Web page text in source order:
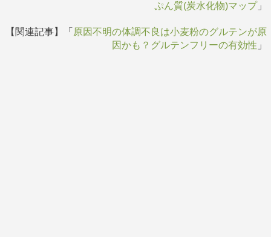
ぷん質(炭水化物)マップ」
【関連記事】「 原因不明の体調不良は小麦粉のグルテンが原
因かも？グルテンフリーの有効性 」